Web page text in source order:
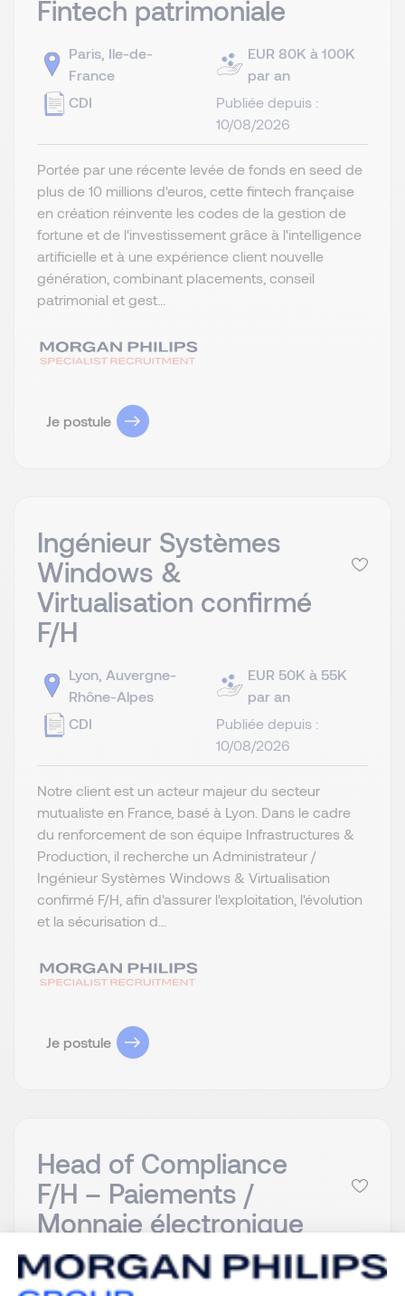
Fintech patrimoniale
Paris, Ile-de-
France
CDI
EUR 80K à 100K
par an
Publiée depuis :
10/08/2026
Portée par une récente levée de fonds en seed de
plus de 10 millions d'euros, cette fintech française
en création réinvente les codes de la gestion de
fortune et de l'investissement grâce à l'intelligence
artificielle et à une expérience client nouvelle
génération, combinant placements, conseil
patrimonial et gest...
Je postule
Ingénieur Systèmes
Windows &
Virtualisation confirmé
F/H
Lyon, Auvergne-
Rhône-Alpes
CDI
EUR 50K à 55K
par an
Publiée depuis :
10/08/2026
Notre client est un acteur majeur du secteur
mutualiste en France, basé à Lyon. Dans le cadre
du renforcement de son équipe Infrastructures &
Production, il recherche un Administrateur /
Ingénieur Systèmes Windows & Virtualisation
confirmé F/H, afin d'assurer l'exploitation, l'évolution
et la sécurisation d...
Je postule
Head of Compliance
F/H – Paiements /
Monnaie électronique
Paris, Ile-de-
France
EUR 100K à 150K